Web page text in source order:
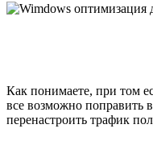
Как понимаете, при том
все возможно поправить
перенастроить трафик